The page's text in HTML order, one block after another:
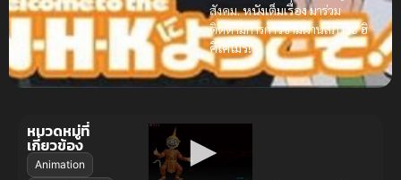
สังคม.หนังเต็มเรื่องมาร่วม
ติดตามการก้าวข้ามผ่านสภาวะฮิ
คิโคโมริ!
หมวดหมู่ที่
เกี่ยวข้อง
Animation